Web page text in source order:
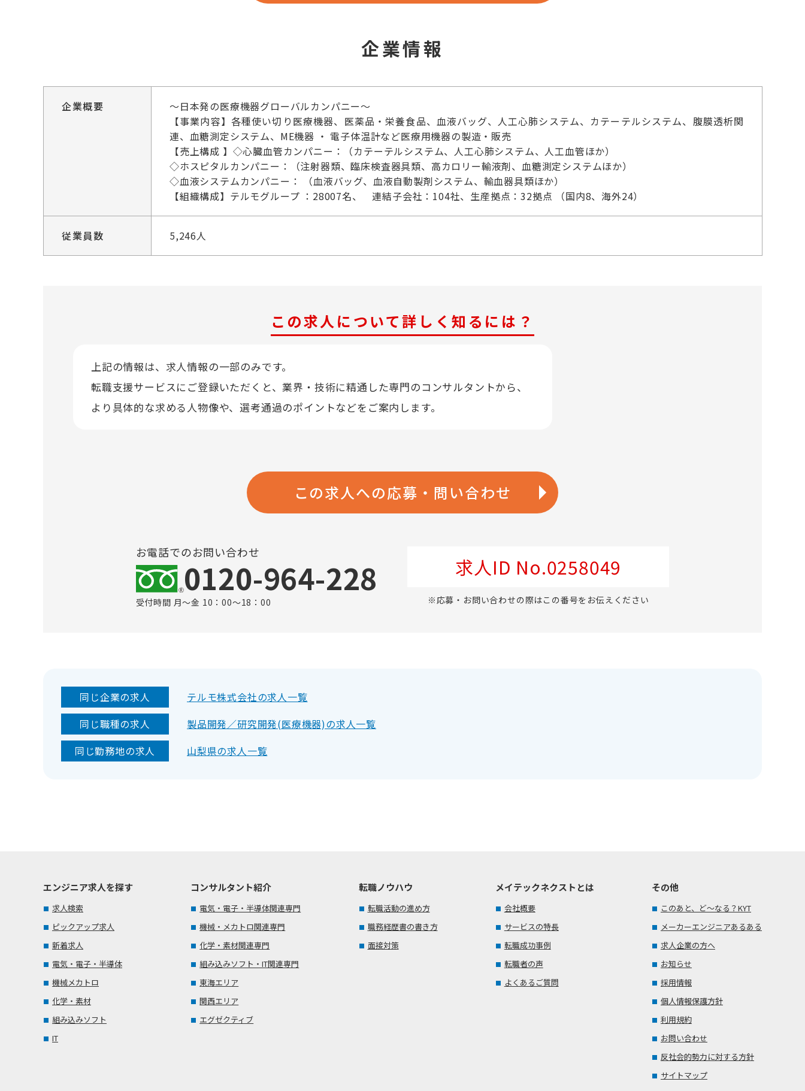
企業情報
企業概要
～日本発の医療機器グローバルカンパニー～
【事業内容】各種使い切り医療機器、医薬品・栄養食品、血液バッグ、人工心肺システム、カテーテルシステム、腹膜透析関
連、血糖測定システム、ME機器 ・ 電子体温計など医療用機器の製造・販売
【売上構成 】◇心臓血管カンパニー：（カテーテルシステム、人工心肺システム、人工血管ほか）
◇ホスピタルカンパニー：（注射器類、臨床検査器具類、高カロリー輸液剤、血糖測定システムほか）
◇血液システムカンパニー： （血液バッグ、血液自動製剤システム、輸血器具類ほか）
【組織構成】テルモグループ ：28007名、 連結子会社：104社、生産拠点：32拠点 （国内8、海外24）
従業員数 5,246人
この求人について詳しく知るには？
上記の情報は、求人情報の一部のみです。
転職支援サービスにご登録いただくと、業界・技術に精通した専門のコンサルタントから、
より具体的な求める人物像や、選考通過のポイントなどをご案内します。
この求人への応募・問い合わせ
お電話でのお問い合わせ
0120-964-228
受付時間 月～金 10：00～18：00
求人ID No.0258049
※応募・お問い合わせの際はこの番号をお伝えください
同じ企業の求人
テルモ株式会社の求人一覧
同じ職種の求人
製品開発／研究開発(医療機器)の求人一覧
同じ勤務地の求人
山梨県の求人一覧
エンジニア求人を探す
求人検索
ピックアップ求人
新着求人
電気・電子・半導体
機械メカトロ
化学・素材
組み込みソフト
IT
コンサルタント紹介
電気・電子・半導体関連専門
機械・メカトロ関連専門
化学・素材関連専門
組み込みソフト・IT関連専門
東海エリア
関西エリア
エグゼクティブ
転職ノウハウ
転職活動の進め方
職務経歴書の書き方
面接対策
メイテックネクストとは
会社概要
サービスの特長
転職成功事例
転職者の声
よくあるご質問
その他
このあと、ど～なる？KYT
メーカーエンジニアあるある
求人企業の方へ
お知らせ
採用情報
個人情報保護方針
利用規約
お問い合わせ
反社会的勢力に対する方針
サイトマップ